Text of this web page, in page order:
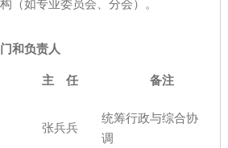
（如专业委员会、分会）。
和负责人
主 任 备注
张兵兵
统筹行政与综合协
调